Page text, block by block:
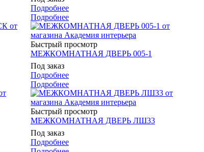
Подробнее
Подробнее
Быстрый просмотр
МЕЖКОМНАТНАЯ ДВЕРЬ 005-1
Под заказ
Подробнее
Подробнее
Быстрый просмотр
МЕЖКОМНАТНАЯ ДВЕРЬ ЛШ33
Под заказ
Подробнее